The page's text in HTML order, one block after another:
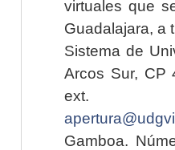
virtuales que
Guadalajara, a
Sistema de
Arcos Sur, CP
ext.
Gamboa.